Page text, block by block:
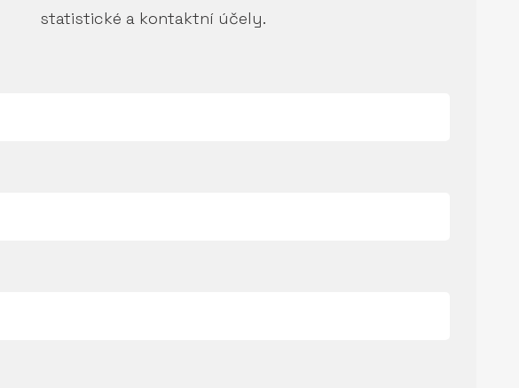
statistické a kontaktní účely.